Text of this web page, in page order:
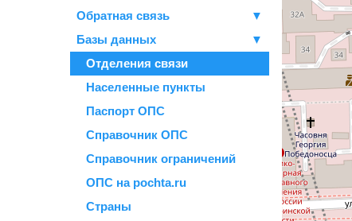
Обратная связь
▼
Базы данных
▼
Отделения связи
Населенные пункты
Паспорт ОПС
Справочник ОПС
Справочник ограничений
ОПС на pochta.ru
Страны